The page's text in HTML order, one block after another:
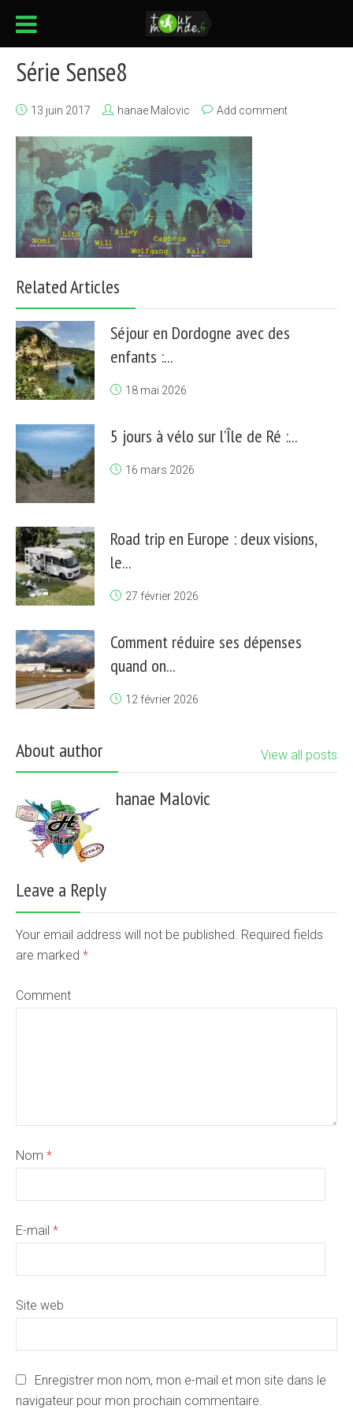
Série Sense8
13 juin 2017 hanae Malovic Add comment
Related Articles
Séjour en Dordogne avec des
enfants :...
18 mai 2026
5 jours à vélo sur l’Île de Ré :...
16 mars 2026
Road trip en Europe : deux visions,
le...
27 février 2026
Comment réduire ses dépenses
quand on...
12 février 2026
About author View all posts
hanae Malovic
Leave a Reply
Your email address will not be published. Required fields
are marked *
Comment
Nom *
E-mail *
Site web
Enregistrer mon nom, mon e-mail et mon site dans le
navigateur pour mon prochain commentaire.